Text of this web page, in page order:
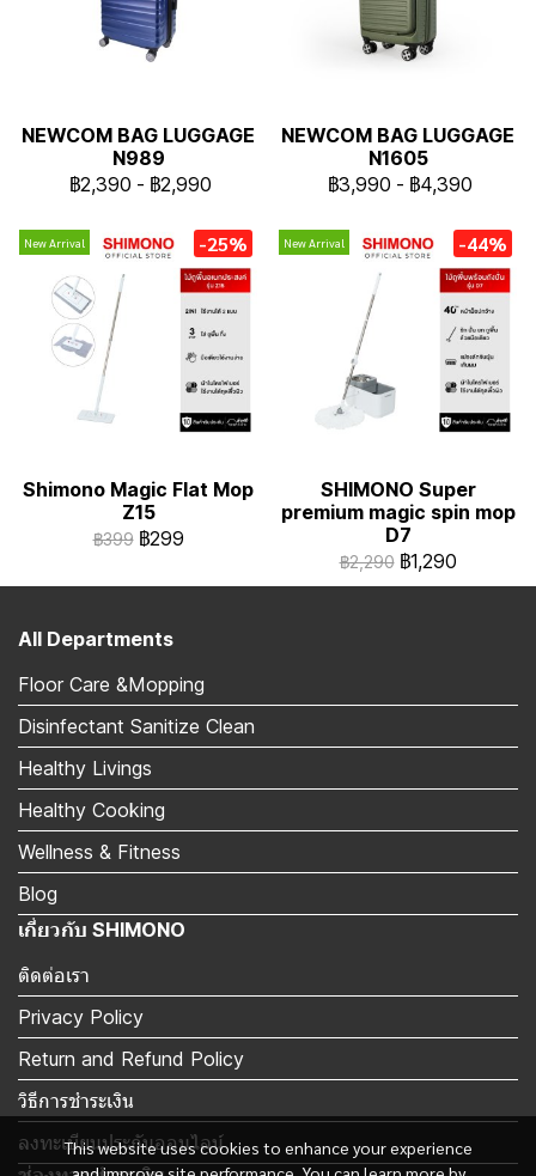
NEWCOM BAG LUGGAGE
N989
฿2,390 - ฿2,990
NEWCOM BAG LUGGAGE
N1605
฿3,990 - ฿4,390
New Arrival -25%
Shimono Magic Flat Mop
Z15
฿399 ฿299
New Arrival -44%
SHIMONO Super
premium magic spin mop
D7
฿2,290 ฿1,290
This website uses cookies to enhance your experience
All Departments
Floor Care &Mopping
Disinfectant Sanitize Clean
Healthy Livings
Healthy Cooking
Wellness & Fitness
Blog
เกี่ยวกับ SHIMONO
ติดต่อเรา
Privacy Policy
Return and Refund Policy
วิธีการชำระเงิน
ลงทะเบียนประกันออนไลน์